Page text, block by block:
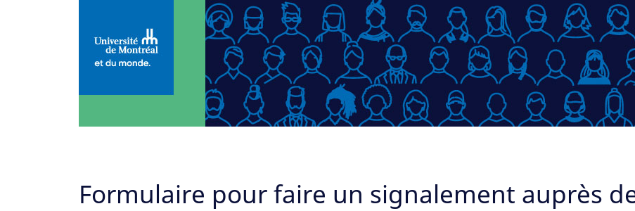
Formulaire pour faire un signalement auprès